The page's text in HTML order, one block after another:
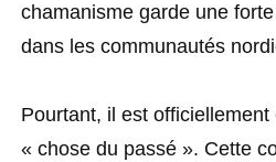
chamanisme garde une
dans les communautés
Pourtant, il est
« chose du passé ». Cette